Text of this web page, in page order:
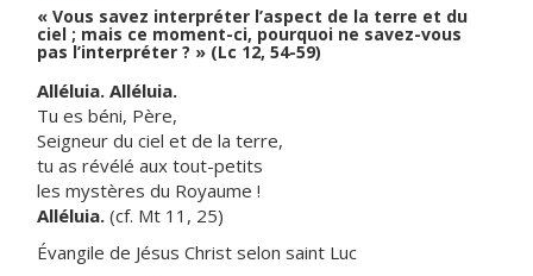
« Vous savez interpréter l’aspect de la terre et du
ciel ; mais ce moment-ci, pourquoi ne savez-vous
pas l’interpréter ? » (Lc 12, 54-59)
Alléluia. Alléluia.
Tu es béni, Père,
Seigneur du ciel et de la terre,
tu as révélé aux tout-petits
les mystères du Royaume !
Alléluia. (cf. Mt 11, 25)
Évangile de Jésus Christ selon saint Luc